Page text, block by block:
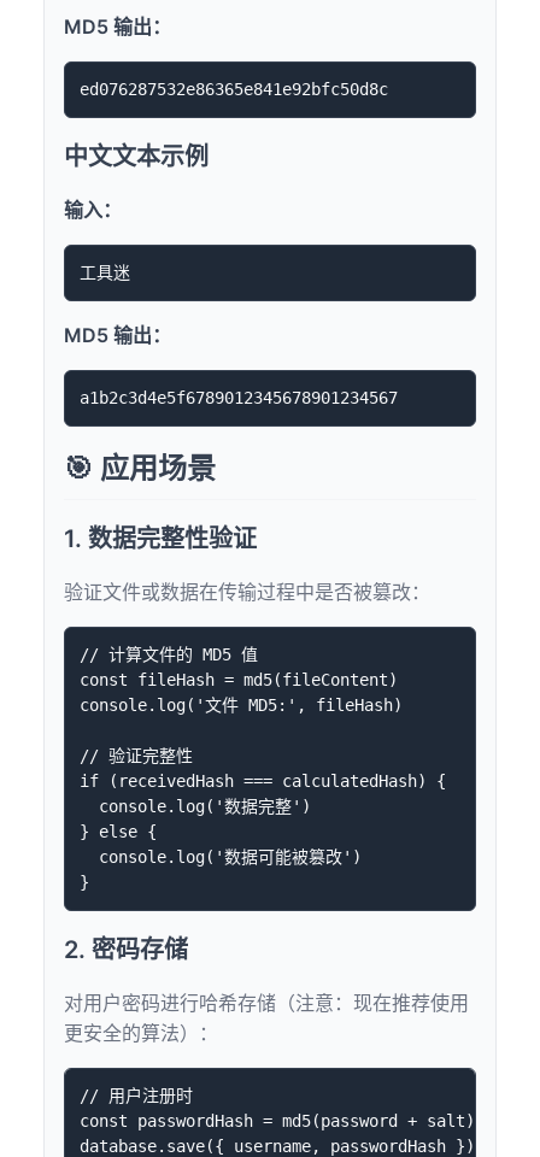
MD5 输出：
中文文本示例
输入：
MD5 输出：
🎯 应用场景
1. 数据完整性验证
验证文件或数据在传输过程中是否被篡改：
// 计算文件的 MD5 值
const fileHash = md5(fileContent)
console.log('文件 MD5:', fileHash)
// 验证完整性
if (receivedHash === calculatedHash) {
  console.log('数据完整')
} else {
  console.log('数据可能被篡改')
2. 密码存储
对用户密码进行哈希存储（注意：现在推荐使用
更安全的算法）：
// 用户注册时
const passwordHash = md5(password + salt)
database.save({ username, passwordHash })